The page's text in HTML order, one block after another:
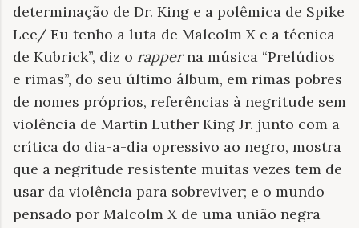
determinação de Dr. King e a polêmica de Spike
Lee/ Eu tenho a luta de Malcolm X e a técnica
de Kubrick”, diz o rapperna música “Prelúdios
e rimas”, do seu último álbum, em rimas pobres
de nomes próprios, referências à negritude sem
violência de Martin Luther King Jr. junto com a
crítica do dia-a-dia opressivo ao negro, mostra
que a negritude resistente muitas vezes tem de
usar da violência para sobreviver; e o mundo
pensado por Malcolm X de uma união negra